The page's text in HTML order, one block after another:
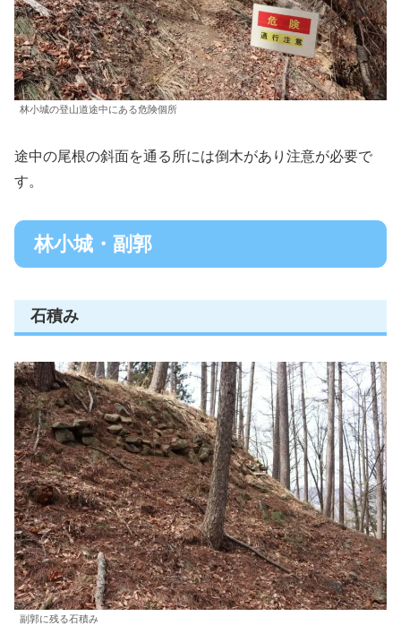
林小城の登山道途中にある危険個所
途中の尾根の斜面を通る所には倒木があり注意が必要で
す。
林小城・副郭
石積み
副郭に残る石積み